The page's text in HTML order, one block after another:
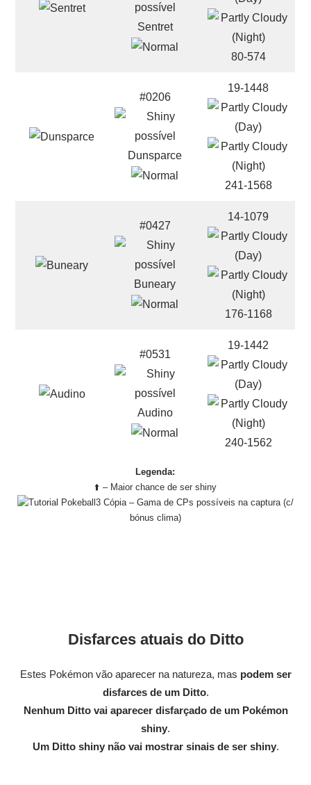
Sentret
80-574
#0206
Dunsparce
19-1448
241-1568
#0427
Buneary
14-1079
176-1168
#0531
Audino
19-1442
240-1562
Legenda:
⬆️ – Maior chance de ser shiny
– Gama de CPs possíveis na captura (c/
bónus clima)
Disfarces atuais do Ditto
Estes Pokémon vão aparecer na natureza, mas podem ser
disfarces de um Ditto.
Nenhum Ditto vai aparecer disfarçado de um Pokémon
shiny.
Um Ditto shiny não vai mostrar sinais de ser shiny.